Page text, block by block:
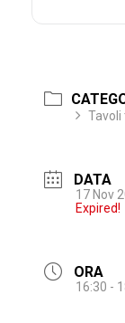
DATA
17 Nov
Expired!
ORA
16:30 -